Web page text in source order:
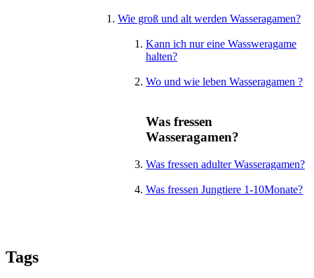
Wie groß und alt werden Wasseragamen?
Kann ich nur eine Wassweragame
halten?
Wo und wie leben Wasseragamen ?
Was fressen
Wasseragamen?
Was fressen adulter Wasseragamen?
Was fressen Jungtiere 1-10Monate?
Tags